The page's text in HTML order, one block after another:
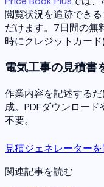
閲覧状況を追跡でき
だけます。7日間の無
時にクレジットカード
電気工事の見積書
作業内容を記述する
成。PDFダウンロー
不要。
見積ジェネレーターを
関連記事を読む